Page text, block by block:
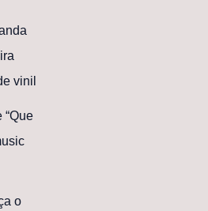
vinil
“Que
o